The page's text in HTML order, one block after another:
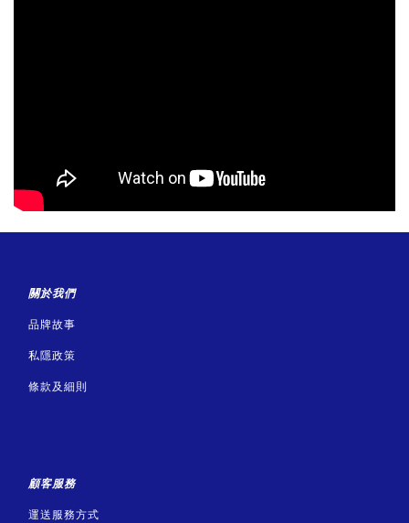
關於我們
品牌故事
私隱政策
條款及細則
顧客服務
運送服務方式